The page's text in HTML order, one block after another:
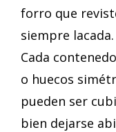
forro que
siempre lacada.
Cada
o huecos
pueden ser
bien dejarse